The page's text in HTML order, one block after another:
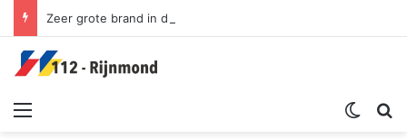
Zeer grote brand in duingebied | Oosterduinpad Ouddorp
Menu Switch